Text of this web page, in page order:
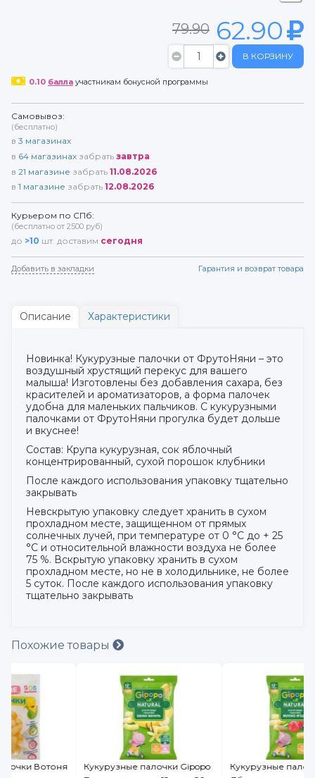
79.90 62.90
В КОРЗИНУ
0.10 баллаучастникам бонусной программы
Самовывоз:
(бесплатно)
в 3 магазинах
в 64 магазинах забрать завтра
в 21 магазине забрать 11.08.2026
в 1 магазине забрать 12.08.2026
Курьером по СПб:
(бесплатно от 2500 руб)
до >10 шт. доставим сегодня
Добавить в закладки Гарантия и возврат товара
Описание Характеристики
Новинка! Кукурузные палочки от ФрутоНяни – это
воздушный хрустящий перекус для вашего
малыша! Изготовлены без добавления сахара, без
красителей и ароматизаторов, а форма палочек
удобна для маленьких пальчиков. С кукурузными
палочками от ФрутоНяни прогулка будет дольше
и вкуснее!
Состав: Крупа кукурузная, сок яблочный
концентрированный, сухой порошок клубники
После каждого использования упаковку тщательно
закрывать
Невскрытую упаковку следует хранить в сухом
прохладном месте, защищенном от прямых
солнечных лучей, при температуре от 0 °С до + 25
°С и относительной влажности воздуха не более
75 %. Вскрытую упаковку хранить в сухом
прохладном месте, но не в холодильнике, не более
5 суток. После каждого использования упаковку
тщательно закрывать
Похожие товары
Кукурузные палочки Gipopo
Кукурузные палочки Gipopo